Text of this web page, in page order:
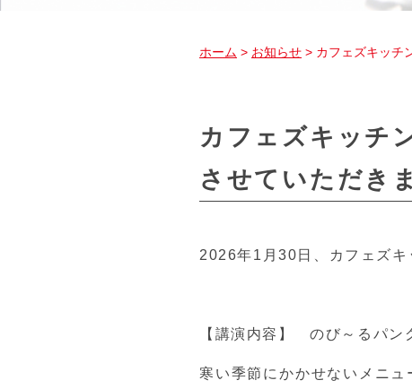
ホーム > お知らせ > カフェズキッチ
カフェズキッチ
させていただき
2026年1月30日、カフェズキ
【講演内容】 のび～るパン
寒い季節にかかせないメニ